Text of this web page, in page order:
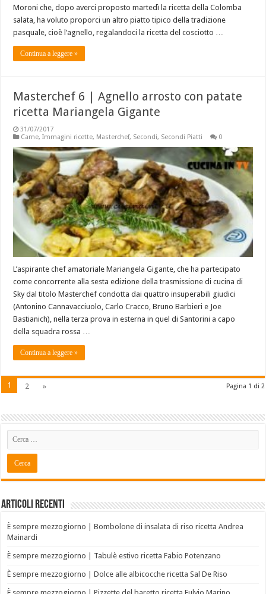
Moroni che, dopo averci proposto martedì la ricetta della Colomba
salata, ha voluto proporci un altro piatto tipico della tradizione
pasquale, cioè l’agnello, regalandoci la ricetta del cosciotto …
Continua a leggere »
Masterchef 6 | Agnello arrosto con patate
ricetta Mariangela Gigante
31/07/2017
Carne,Immagini ricette, Masterchef, Secondi, Secondi Piatti 0
L’aspirante chef amatoriale Mariangela Gigante, che ha partecipato
come concorrente alla sesta edizione della trasmissione di cucina di
Sky dal titolo Masterchef condotta dai quattro insuperabili giudici
(Antonino Cannavacciuolo, Carlo Cracco, Bruno Barbieri e Joe
Bastianich), nella terza prova in esterna in quel di Santorini a capo
della squadra rossa …
Continua a leggere »
Pagina 1 di 2
1 2 »
Articoli recenti
È sempre mezzogiorno | Bombolone di insalata di riso ricetta Andrea
Mainardi
È sempre mezzogiorno | Tabulè estivo ricetta Fabio Potenzano
È sempre mezzogiorno | Dolce alle albicocche ricetta Sal De Riso